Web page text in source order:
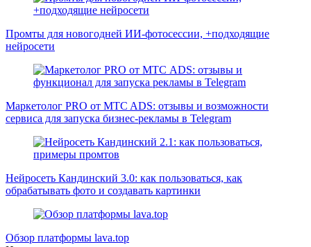
Промты для новогодней ИИ-фотосессии, +подходящие
нейросети
Маркетолог PRO от MTC ADS: отзывы и возможности
сервиса для запуска бизнес-рекламы в Telegram
Нейросеть Кандинский 3.0: как пользоваться, как
обрабатывать фото и создавать картинки
Обзор платформы lava.top